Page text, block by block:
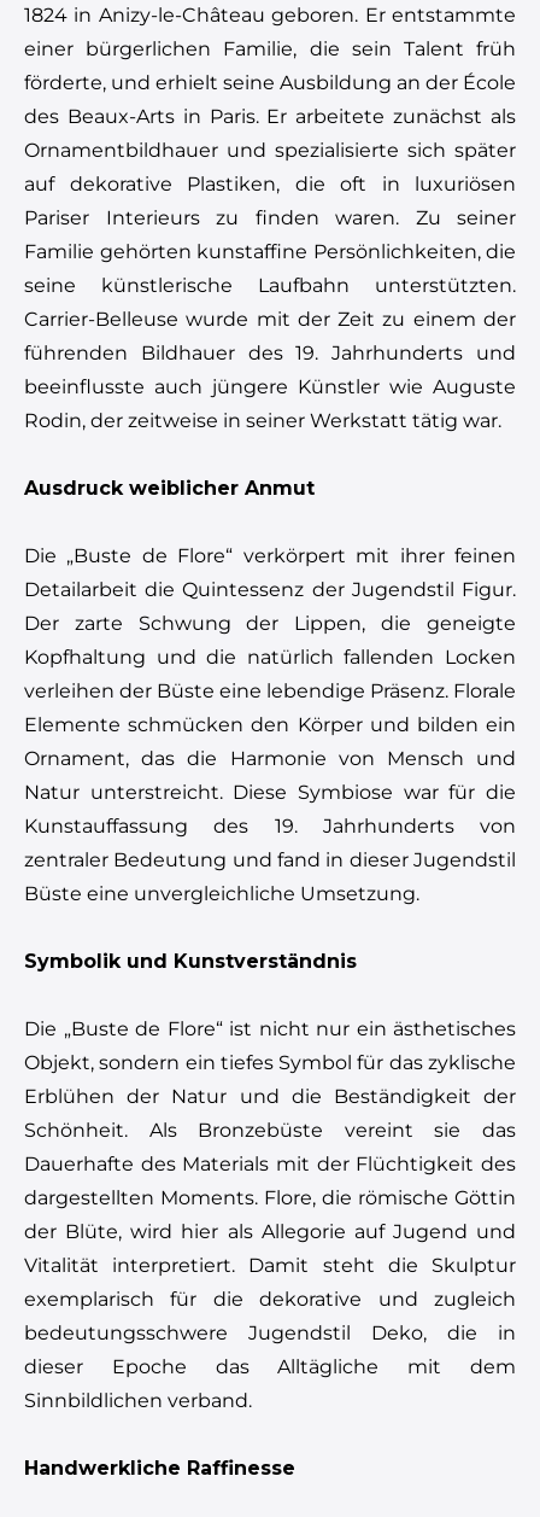
1824 in Anizy-le-Château geboren. Er entstammte
einer bürgerlichen Familie, die sein Talent früh
förderte, und erhielt seine Ausbildung an der École
des Beaux-Arts in Paris. Er arbeitete zunächst als
Ornamentbildhauer und spezialisierte sich später
auf dekorative Plastiken, die oft in luxuriösen
Pariser Interieurs zu finden waren. Zu seiner
Familie gehörten kunstaffine Persönlichkeiten, die
seine künstlerische Laufbahn unterstützten.
Carrier-Belleuse wurde mit der Zeit zu einem der
führenden Bildhauer des 19. Jahrhunderts und
beeinflusste auch jüngere Künstler wie Auguste
Rodin, der zeitweise in seiner Werkstatt tätig war.
Ausdruck weiblicher Anmut
Die „Buste de Flore“ verkörpert mit ihrer feinen
Detailarbeit die Quintessenz der Jugendstil Figur.
Der zarte Schwung der Lippen, die geneigte
Kopfhaltung und die natürlich fallenden Locken
verleihen der Büste eine lebendige Präsenz. Florale
Elemente schmücken den Körper und bilden ein
Ornament, das die Harmonie von Mensch und
Natur unterstreicht. Diese Symbiose war für die
Kunstauffassung des 19. Jahrhunderts von
zentraler Bedeutung und fand in dieser Jugendstil
Büste eine unvergleichliche Umsetzung.
Symbolik und Kunstverständnis
Die „Buste de Flore“ ist nicht nur ein ästhetisches
Objekt, sondern ein tiefes Symbol für das zyklische
Erblühen der Natur und die Beständigkeit der
Schönheit. Als Bronzebüste vereint sie das
Dauerhafte des Materials mit der Flüchtigkeit des
dargestellten Moments. Flore, die römische Göttin
der Blüte, wird hier als Allegorie auf Jugend und
Vitalität interpretiert. Damit steht die Skulptur
exemplarisch für die dekorative und zugleich
bedeutungsschwere Jugendstil Deko, die in
dieser Epoche das Alltägliche mit dem
Sinnbildlichen verband.
Handwerkliche Raffinesse